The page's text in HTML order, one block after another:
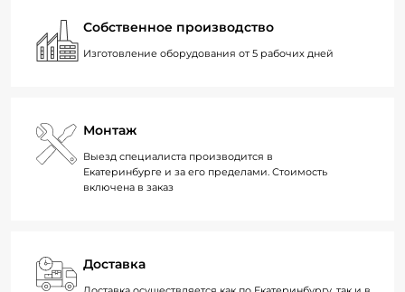
Собственное производство
Изготовление оборудования от 5 рабочих дней
Монтаж
Выезд специалиста производится в
Екатеринбурге и за его пределами. Стоимость
включена в заказ
Доставка